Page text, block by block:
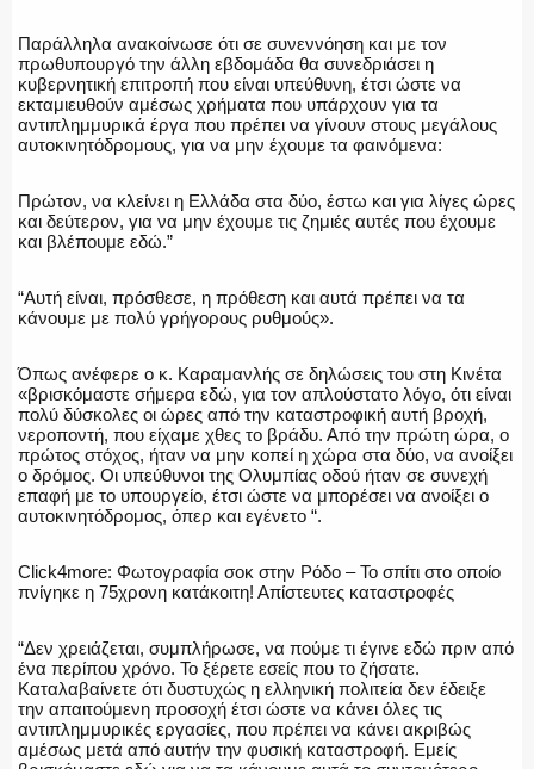
ΑΣΤΥΝΟΜΙΚΟ ΡΕΠΟΡΤΑΖ
ΟΠΛΑ/ΕΞΟΠΛΙΣΜΟΣ
ΟΜΑΔΕΣ ΕΛ.ΑΣ.
Παράλληλα ανακοίνωσε ότι σε συνεννόηση και με τον
πρωθυπουργό την άλλη εβδομάδα θα συνεδριάσει η
κυβερνητική επιτροπή που είναι υπεύθυνη, έτσι ώστε να
εκταμιευθούν αμέσως χρήματα που υπάρχουν για τα
αντιπλημμυρικά έργα που πρέπει να γίνουν στους μεγάλους
αυτοκινητόδρομους, για να μην έχουμε τα φαινόμενα:
Πρώτον, να κλείνει η Ελλάδα στα δύο, έστω και για λίγες ώρες
και δεύτερον, για να μην έχουμε τις ζημιές αυτές που έχουμε
και βλέπουμε εδώ.”
“Αυτή είναι, πρόσθεσε, η πρόθεση και αυτά πρέπει να τα
κάνουμε με πολύ γρήγορους ρυθμούς».
Όπως ανέφερε ο κ. Καραμανλής σε δηλώσεις του στη Κινέτα
«βρισκόμαστε σήμερα εδώ, για τον απλούστατο λόγο, ότι είναι
πολύ δύσκολες οι ώρες από την καταστροφική αυτή βροχή,
νεροποντή, που είχαμε χθες το βράδυ. Από την πρώτη ώρα, ο
πρώτος στόχος, ήταν να μην κοπεί η χώρα στα δύο, να ανοίξει
ο δρόμος. Οι υπεύθυνοι της Ολυμπίας οδού ήταν σε συνεχή
επαφή με το υπουργείο, έτσι ώστε να μπορέσει να ανοίξει ο
αυτοκινητόδρομος, όπερ και εγένετο “.
Click4more: Φωτογραφία σοκ στην Ρόδο – Το σπίτι στο οποίο
πνίγηκε η 75χρονη κατάκοιτη! Απίστευτες καταστροφές
“Δεν χρειάζεται, συμπλήρωσε, να πούμε τι έγινε εδώ πριν από
ένα περίπου χρόνο. Το ξέρετε εσείς που το ζήσατε.
Καταλαβαίνετε ότι δυστυχώς η ελληνική πολιτεία δεν έδειξε
την απαιτούμενη προσοχή έτσι ώστε να κάνει όλες τις
αντιπλημμυρικές εργασίες, που πρέπει να κάνει ακριβώς
αμέσως μετά από αυτήν την φυσική καταστροφή. Εμείς